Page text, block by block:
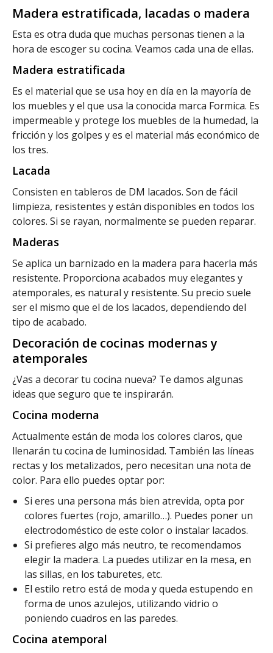
Madera estratificada, lacadas o madera
Esta es otra duda que muchas personas tienen a la
hora de escoger su cocina. Veamos cada una de ellas.
Madera estratificada
Es el material que se usa hoy en día en la mayoría de
los muebles y el que usa la conocida marca Formica. Es
impermeable y protege los muebles de la humedad, la
fricción y los golpes y es el material más económico de
los tres.
Lacada
Consisten en tableros de DM lacados. Son de fácil
limpieza, resistentes y están disponibles en todos los
colores. Si se rayan, normalmente se pueden reparar.
Maderas
Se aplica un barnizado en la madera para hacerla más
resistente. Proporciona acabados muy elegantes y
atemporales, es natural y resistente. Su precio suele
ser el mismo que el de los lacados, dependiendo del
tipo de acabado.
Decoración de cocinas modernas y
atemporales
¿Vas a decorar tu cocina nueva? Te damos algunas
ideas que seguro que te inspirarán.
Cocina moderna
Actualmente están de moda los colores claros, que
llenarán tu cocina de luminosidad. También las líneas
rectas y los metalizados, pero necesitan una nota de
color. Para ello puedes optar por:
Si eres una persona más bien atrevida, opta por
colores fuertes (rojo, amarillo…). Puedes poner un
electrodoméstico de este color o instalar lacados.
Si prefieres algo más neutro, te recomendamos
elegir la madera. La puedes utilizar en la mesa, en
las sillas, en los taburetes, etc.
El estilo retro está de moda y queda estupendo en
forma de unos azulejos, utilizando vidrio o
poniendo cuadros en las paredes.
Cocina atemporal